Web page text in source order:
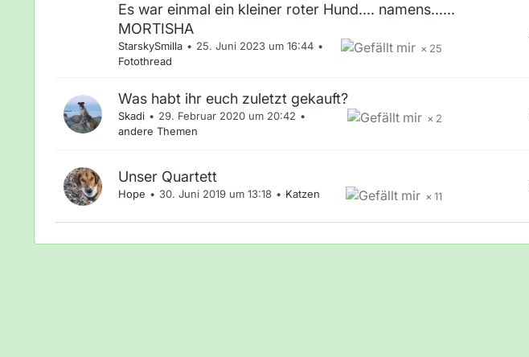
Es war einmal ein kleiner roter Hund.... namens......
MORTISHA
25
StarskySmilla
25. Juni 2023 um 16:44
Fotothread
Was habt ihr euch zuletzt gekauft?
2
Skadi
29. Februar 2020 um 20:42
andere Themen
Unser Quartett
11
Hope 30. Juni 2019 um 13:18 Katzen